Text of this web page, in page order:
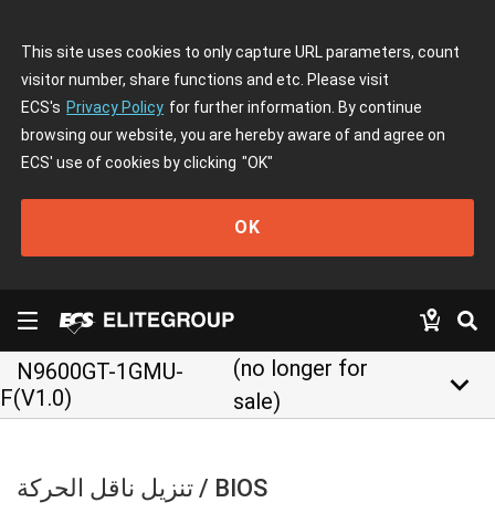
This site uses cookies to only capture URL parameters, count
visitor number, share functions and etc. Please visit
ECS's Privacy Policy for further information. By continue
browsing our website, you are hereby aware of and agree on
ECS' use of cookies by clicking "OK"
OK
N9600GT-1GMU-
F(V1.0)
(no longer for
sale)
keyboard_arrow_down
تنزيل ناقل الحركة / BIOS